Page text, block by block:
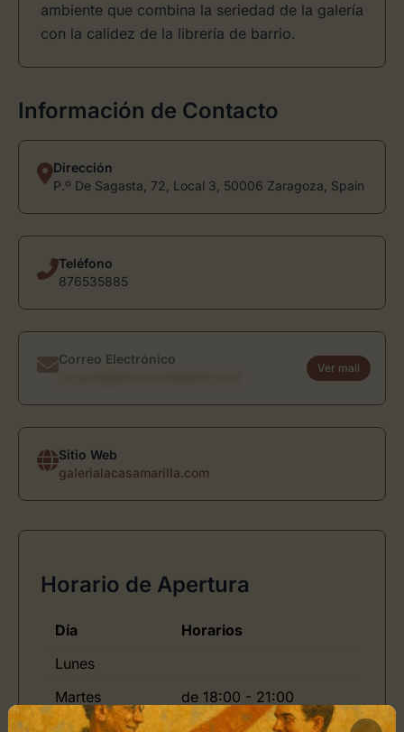
ambiente que combina la seriedad de la galería
con la calidez de la librería de barrio.
Información de Contacto
Dirección
P.º De Sagasta, 72, Local 3, 50006 Zaragoza, Spain
Teléfono
876535885
Correo Electrónico
Ver mail
Sitio Web
galerialacasamarilla.com
Horario de Apertura
Día
Horarios
Lunes
Martes
de 18:00 - 21:00